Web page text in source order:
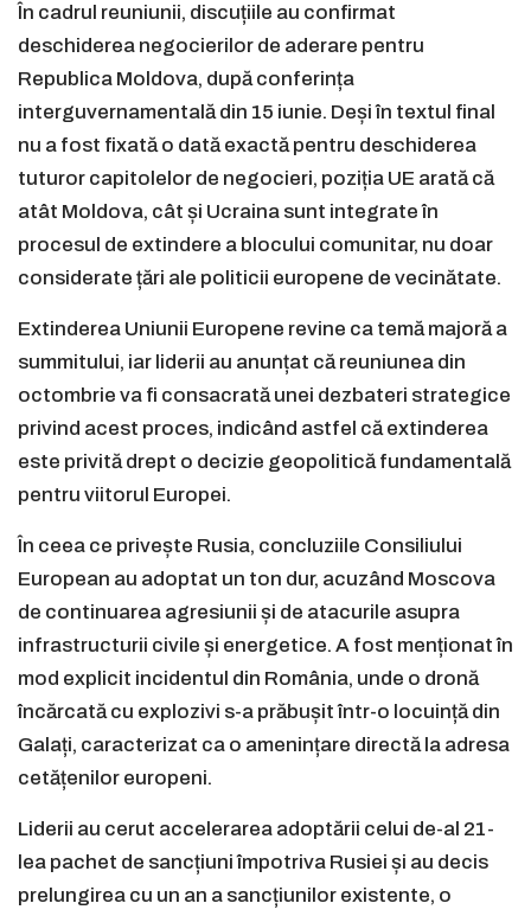
În cadrul reuniunii, discuțiile au confirmat
deschiderea negocierilor de aderare pentru
Republica Moldova, după conferința
interguvernamentală din 15 iunie. Deși în textul final
nu a fost fixată o dată exactă pentru deschiderea
tuturor capitolelor de negocieri, poziția UE arată că
atât Moldova, cât și Ucraina sunt integrate în
procesul de extindere a blocului comunitar, nu doar
considerate țări ale politicii europene de vecinătate.
Extinderea Uniunii Europene revine ca temă majoră a
summitului, iar liderii au anunțat că reuniunea din
octombrie va fi consacrată unei dezbateri strategice
privind acest proces, indicând astfel că extinderea
este privită drept o decizie geopolitică fundamentală
pentru viitorul Europei.
În ceea ce privește Rusia, concluziile Consiliului
European au adoptat un ton dur, acuzând Moscova
de continuarea agresiunii și de atacurile asupra
infrastructurii civile și energetice. A fost menționat în
mod explicit incidentul din România, unde o dronă
încărcată cu explozivi s-a prăbușit într-o locuință din
Galați, caracterizat ca o amenințare directă la adresa
cetățenilor europeni.
Liderii au cerut accelerarea adoptării celui de-al 21-
lea pachet de sancțiuni împotriva Rusiei și au decis
prelungirea cu un an a sancțiunilor existente, o